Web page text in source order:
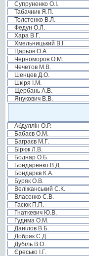
Супруненко О.І.
Табачник Я.П.
Толстенко В.Л.
Федун О.Л.
Хара В.Г.
Хмельницький В.І.
Царьов О.А.
Черноморов О.М.
Чечетов М.В.
Шенцев Д.О.
Шкіря І.М.
Щербань А.В.
Янукович В.В.
Абдуллін О.Р.
Бабаєв О.М.
Баграєв М.Г.
Бірюк Л.В.
Боднар О.Б.
Бондаренко В.Д.
Бондарєв К.А.
Буряк О.В.
Веліжанський С.К.
Власенко С.В.
Гасюк П.П.
Гнаткевич Ю.В.
Гудима О.М.
Данілов В.Б.
Добряк Є.Д.
Дубіль В.О.
Єресько І.Г.